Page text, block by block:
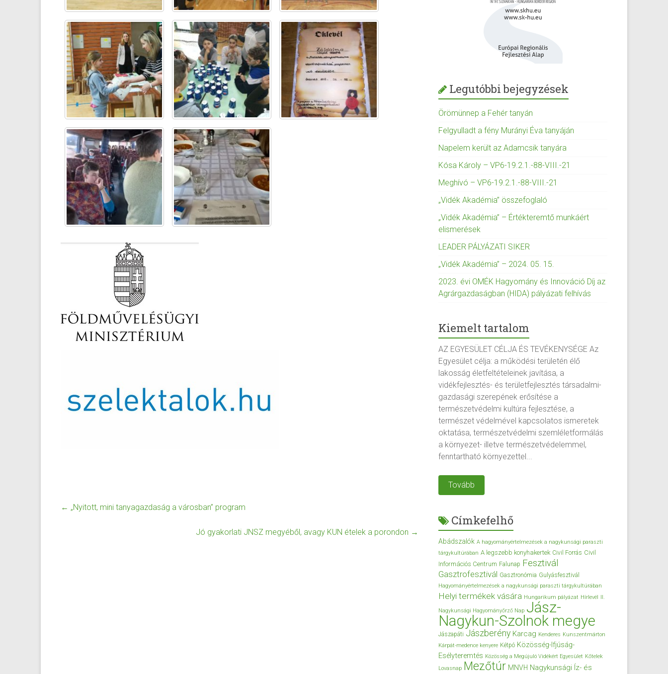
← „Nyitott, mini tanyagazdaság a városban” program
Jó gyakorlati JNSZ megyéből, avagy KUN ételek a porondon →
Legutóbbi bejegyzések
Örömünnep a Fehér tanyán
Felgyulladt a fény Murányi Éva tanyáján
Napelem került az Adamcsik tanyára
Kósa Károly – VP6-19.2.1.-88-VIII.-21
Meghívó – VP6-19.2.1.-88-VIII.-21
„Vidék Akadémia” összefoglaló
„Vidék Akadémia” – Értékteremtő munkáért
elismerések
LEADER PÁLYÁZATI SIKER
„Vidék Akadémia” – 2024. 05. 15.
2023. évi OMÉK Hagyomány és Innováció Díj az
Agrárgazdaságban (HIDA) pályázati felhívás
Kiemelt tartalom
AZ EGYESÜLET CÉLJA ÉS TEVÉKENYSÉGE Az
Egyesület célja: a működési területén élő
lakosság életfeltételeinek javítása, a
vidékfejlesztés- és területfejlesztés társadalmi-
gazdasági szerepének erősítése a
természetvédelmi kultúra fejlesztése, a
természet védelmével kapcsolatos ismeretek
oktatása, természetvédelmi szemléletformálás
a környezet- illetve természetvédelemmel,
fenntartható környezettel...
Tovább
Címkefelhő
Abádszalók A hagyományértelmezések a nagykunsági paraszti
tárgykultúrában A legszebb konyhakertek Civil Forrás Civil
Információs Centrum Falunap Fesztivál
Gasztrofesztivál Gasztronómia Gulyásfesztivál
Hagyományértelmezések a nagykunsági paraszti tárgykultúrában
Helyi termékek vására Hungarikum pályázat Hírlevél II.
Nagykunsági Hagyományőrző Nap Jász-
Nagykun-Szolnok megye
Jászapáti Jászberény Karcag Kenderes Kunszentmárton
Kárpát-medence kenyere Kétpó Közösség-Ifjúság-
Esélyteremtés Közösség a Megújuló Vidékért Egyesület Kőtelek
Lovasnap Mezőtúr MNVH Nagykunsági Íz- és